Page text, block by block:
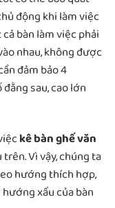
động khi làm việc
bàn làm việc phải
nhau, không được
đảm bảo 4
sau, cao lớn
kê bàn ghế văn
Vì vậy, chúng ta
hướng thích hợp,
xấu của bàn